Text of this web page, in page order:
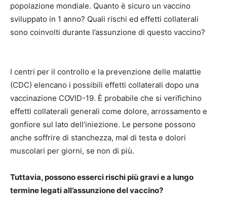
popolazione mondiale. Quanto è sicuro un vaccino
sviluppato in 1 anno? Quali rischi ed effetti collaterali
sono coinvolti durante l’assunzione di questo vaccino?
I centri per il controllo e la prevenzione delle malattie
(CDC) elencano i possibili effetti collaterali dopo una
vaccinazione COVID-19. È probabile che si verifichino
effetti collaterali generali come dolore, arrossamento e
gonfiore sul lato dell’iniezione. Le persone possono
anche soffrire di stanchezza, mal di testa e dolori
muscolari per giorni, se non di più.
Tuttavia, possono esserci rischi più gravi e a lungo
termine legati all’assunzione del vaccino?